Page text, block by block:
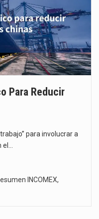
Para Reducir
para involucrar a
el…
INCOMEX,